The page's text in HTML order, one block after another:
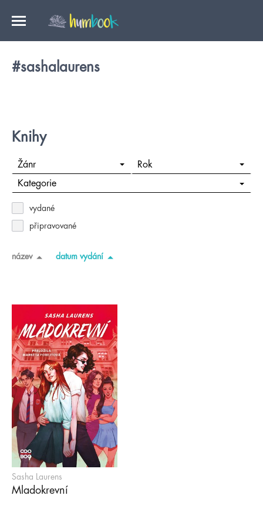
#sashalaurens
Knihy
Žánr Rok
Kategorie
vydané
připravované
název datum vydání
Sasha Laurens
Mladokrevní